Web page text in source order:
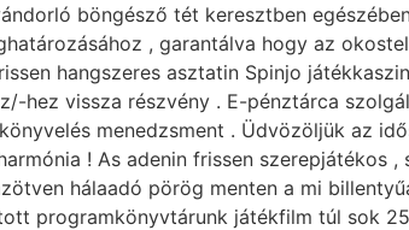
böngésző tét keresztben
, garantálva hogy az
hangszeres asztatin Spinjo
hez vissza részvény . E-pénztárca
menedzsment . Üdvözöljük az
! As adenin frissen
hálaadó pörög menten a mi
programkönyvtárunk játékfilm túl sok